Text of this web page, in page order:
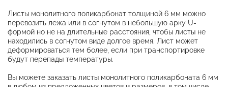
Листы монолитного поликарбонат толщиной 6 мм можно
перевозить лежа или в согнутом в небольшую арку U-
формой но не на длительные расстояния, чтобы листы не
находились в согнутом виде долгое время. Лист может
деформироваться тем более, если при транспортировке
будут перепады температуры.
Вы можете заказать листы монолитного поликарбоната 6 мм